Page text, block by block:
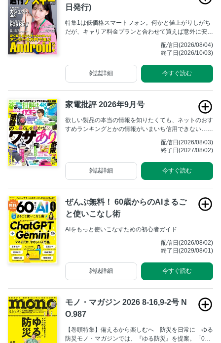
日発行)
特集1は低価格スマートフォン。何かと値上がりしがち
だが、キャリア料金プランと合わせて買えば意外に安価
配信日(2026/08/04)
終了日(2026/10/03)
今すぐ読む
雑誌詳細
家電批評 2026年9月号
欲しい製品の本当の情報を知りたくても、ネットのおす
すめランキングとかの情報がいまいち信用できない……
「家電批評」です！ ユーザー利益優先で家電のテスト
＆リポートを行う「賢い家電の買い物ガイド」、ぜひご
覧ください！
配信日(2026/08/03)
終了日(2027/08/02)
今すぐ読む
雑誌詳細
ぜんぶ無料！ 60歳からのAIまるご
と使いこなし術
AIをもっと使いこなすための初心者ガイド
配信日(2026/08/02)
終了日(2029/08/01)
今すぐ読む
雑誌詳細
モノ・マガジン 2026 8-16,9-2号 N
O.987
【巻頭特集】備えるから楽しむへ 防災を日常に ゆる
防災モノ・マガジンでは、『ゆる防災』を提案。「0次